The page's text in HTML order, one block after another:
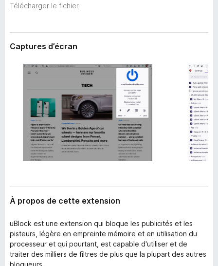
t
r
e
x
Télécharger le fichier
’
t
e
Captures d’écran
À propos de cette extension
uBlock est une extension qui bloque les publicités et les
pisteurs, légère en empreinte mémoire et en utilisation du
processeur et qui pourtant, est capable d'utiliser et de
traiter des milliers de filtres de plus que la plupart des autres
bloqueurs.